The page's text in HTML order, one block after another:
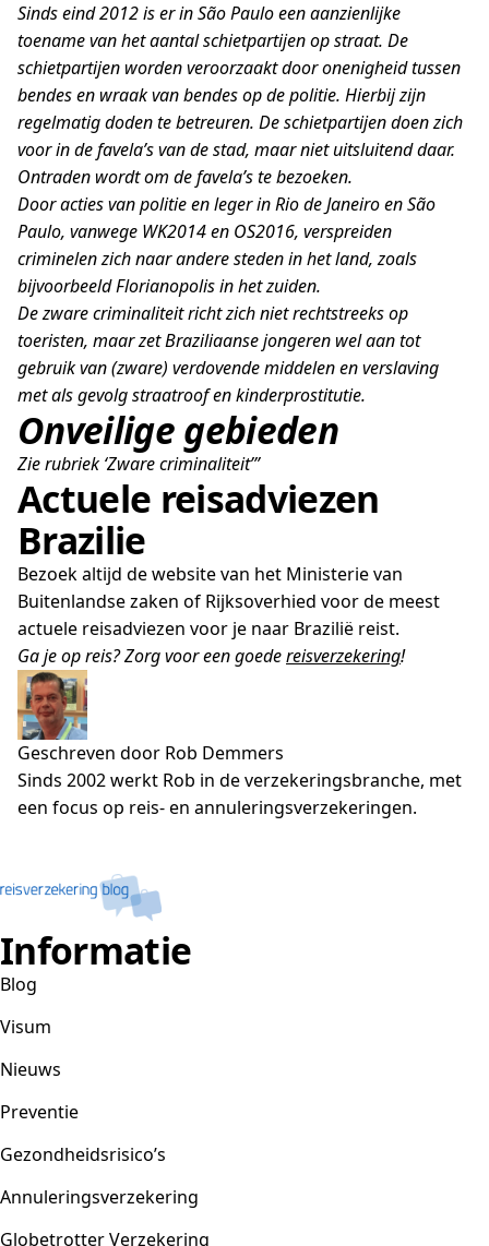
Sinds eind 2012 is er in São Paulo een aanzienlijke
toename van het aantal schietpartijen op straat. De
schietpartijen worden veroorzaakt door onenigheid tussen
bendes en wraak van bendes op de politie. Hierbij zijn
regelmatig doden te betreuren. De schietpartijen doen zich
voor in de favela’s van de stad, maar niet uitsluitend daar.
Ontraden wordt om de favela’s te bezoeken.
Door acties van politie en leger in Rio de Janeiro en São
Paulo, vanwege WK2014 en OS2016, verspreiden
criminelen zich naar andere steden in het land, zoals
bijvoorbeeld Florianopolis in het zuiden.
De zware criminaliteit richt zich niet rechtstreeks op
toeristen, maar zet Braziliaanse jongeren wel aan tot
gebruik van (zware) verdovende middelen en verslaving
met als gevolg straatroof en kinderprostitutie.
Onveilige gebieden
Zie rubriek ‘Zware criminaliteit’”
Actuele reisadviezen
Brazilie
Bezoek altijd de website van het Ministerie van
Buitenlandse zaken of Rijksoverhied voor de meest
actuele reisadviezen voor je naar Brazilië reist.
Ga je op reis? Zorg voor een goedereisverzekering!
Geschreven door Rob Demmers
Sinds 2002 werkt Rob in de verzekeringsbranche, met
een focus op reis- en annuleringsverzekeringen.
Informatie
Blog
Visum
Nieuws
Preventie
Gezondheidsrisico’s
Annuleringsverzekering
Globetrotter Verzekering